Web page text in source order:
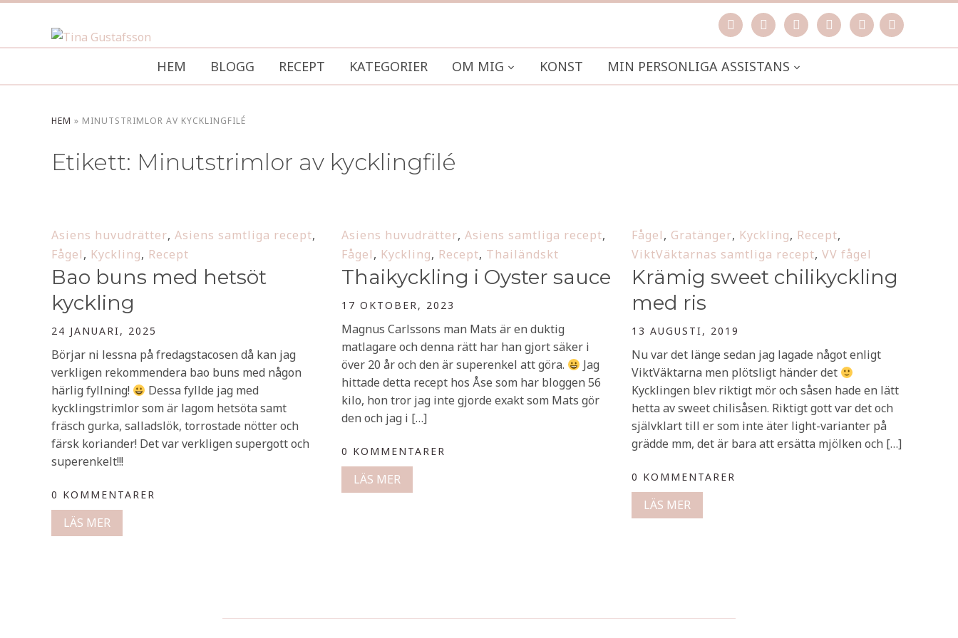
facebookinstagrampinterestspotifymail search
HEM BLOGG RECEPT KATEGORIER OM MIG KONST MIN PERSONLIGA ASSISTANS
HEM » MINUTSTRIMLOR AV KYCKLINGFILÉ
Etikett: Minutstrimlor av kycklingfilé
Asiens huvudrätter, Asiens samtliga recept,
Fågel, Kyckling, Recept
Bao buns med hetsöt
kyckling
24 JANUARI, 2025
Börjar ni lessna på fredagstacosen då kan jag
verkligen rekommendera bao buns med någon
härlig fyllning!
Dessa fyllde jag med
kycklingstrimlor som är lagom hetsöta samt
fräsch gurka, salladslök, torrostade nötter och
färsk koriander! Det var verkligen supergott och
superenkelt!!!
0 KOMMENTARER
LÄS MER
Asiens huvudrätter, Asiens samtliga recept,
Fågel, Kyckling, Recept, Thailändskt
Thaikyckling i Oyster sauce
17 OKTOBER, 2023
Magnus Carlssons man Mats är en duktig
matlagare och denna rätt har han gjort säker i
över 20 år och den är superenkel att göra.
Jag
hittade detta recept hos Åse som har bloggen 56
kilo, hon tror jag inte gjorde exakt som Mats gör
den och jag i […]
0 KOMMENTARER
LÄS MER
Fågel, Gratänger, Kyckling, Recept,
ViktVäktarnas samtliga recept, VV fågel
Krämig sweet chilikyckling
med ris
13 AUGUSTI, 2019
Nu var det länge sedan jag lagade något enligt
ViktVäktarna men plötsligt händer det
Kycklingen blev riktigt mör och såsen hade en lätt
hetta av sweet chilisåsen. Riktigt gott var det och
självklart till er som inte äter light-varianter på
grädde mm, det är bara att ersätta mjölken och […]
0 KOMMENTARER
LÄS MER